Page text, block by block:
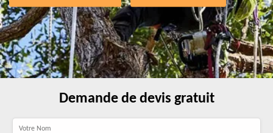
Demande de devis gratuit